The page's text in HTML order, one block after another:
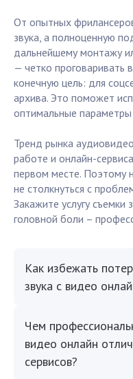
От опытных
звука, а полноценную
дальнейшему монтажу
— четко проговаривать
конечную цель: для
архива. Это поможет
оптимальные
Тренд рынка
работе и онлайн-
первом месте. Поэтому
не столкнуться с
Закажите услугу съемки
головной боли –
Как избежать
звука с видео
Чем
видео онлайн
сервисов?